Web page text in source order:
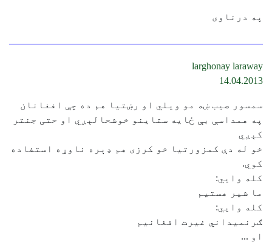
په درناوی
larghonay laraway
14.04.2013
سمسور صيب ښه مو ويلي او رښتيا هم ده چې افغانان
په همداسې بې ځايه ستاينو خوشحالېږي او حتی جنتر
کېږي
خو له دې کمزورتيا خو کرزی هم ډېره ناوړه استفاده
کوي.
کله وايي:
ما شير هستيم
کله وايي:
ګرنميداني غيرت افغانيم
او ...